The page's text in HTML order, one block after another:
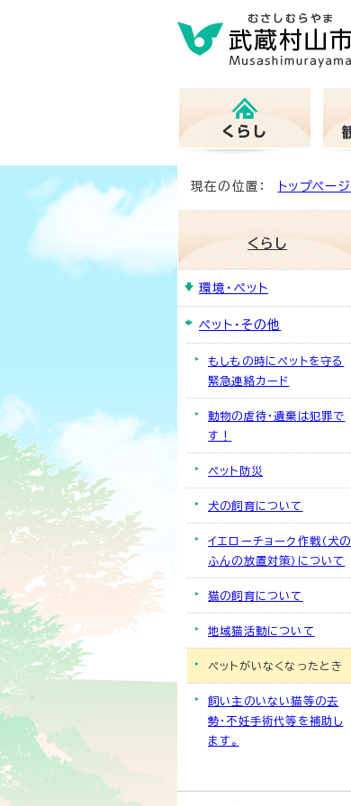
現在の位置： トップページ
くらし
環境・ペット
ペット・その他
もしもの時にペットを守る
緊急連絡カード
動物の虐待・遺棄は犯罪で
す！
ペット防災
犬の飼育について
イエローチョーク作戦（犬の
ふんの放置対策）について
猫の飼育について
地域猫活動について
ペットがいなくなったとき
飼い主のいない猫等の去
勢・不妊手術代等を補助し
ます。